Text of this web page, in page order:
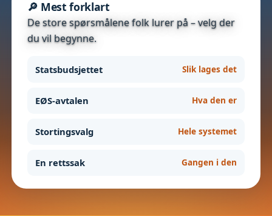
🔎 Mest forklart
De store spørsmålene folk lurer på – velg der
du vil begynne.
Statsbudsjettet Slik lages det
EØS-avtalen Hva den er
Stortingsvalg Hele systemet
En rettssak Gangen i den